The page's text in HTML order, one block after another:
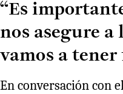
“Es
nos asegure a
vamos a
En conversación con